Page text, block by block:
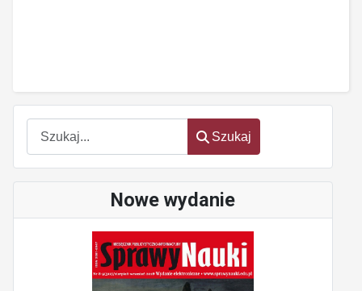
Szukaj
Szukaj
Nowe wydanie